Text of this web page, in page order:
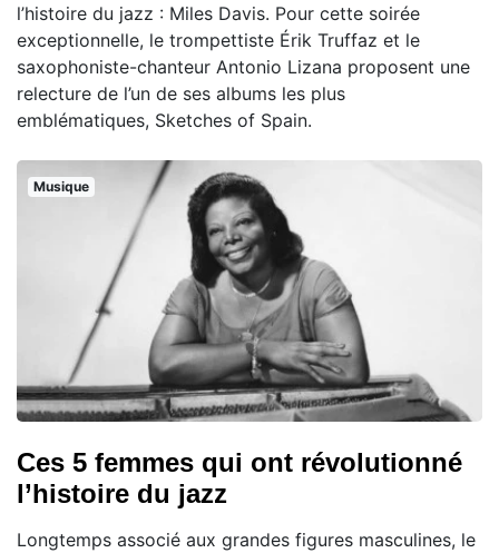
l’histoire du jazz : Miles Davis. Pour cette soirée
exceptionnelle, le trompettiste Érik Truffaz et le
saxophoniste-chanteur Antonio Lizana proposent une
relecture de l’un de ses albums les plus
emblématiques, Sketches of Spain.
Musique
Ces 5 femmes qui ont révolutionné
l’histoire du jazz
Longtemps associé aux grandes figures masculines, le